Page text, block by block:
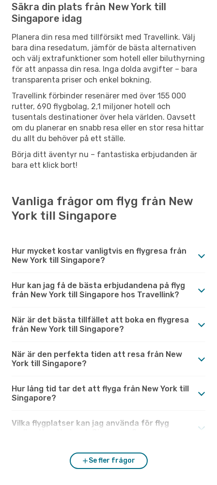
Säkra din plats från New York till
Singapore idag
Planera din resa med tillförsikt med Travellink. Välj
bara dina resedatum, jämför de bästa alternativen
och välj extrafunktioner som hotell eller biluthyrning
för att anpassa din resa. Inga dolda avgifter – bara
transparenta priser och enkel bokning.
Travellink förbinder resenärer med över 155 000
rutter, 690 flygbolag, 2,1 miljoner hotell och
tusentals destinationer över hela världen. Oavsett
om du planerar en snabb resa eller en stor resa hittar
du allt du behöver på ett ställe.
Börja ditt äventyr nu – fantastiska erbjudanden är
bara ett klick bort!
Vanliga frågor om flyg från New
York till Singapore
Hur mycket kostar vanligtvis en flygresa från
New York till Singapore?
Hur kan jag få de bästa erbjudandena på flyg
från New York till Singapore hos Travellink?
När är det bästa tillfället att boka en flygresa
från New York till Singapore?
När är den perfekta tiden att resa från New
York till Singapore?
Hur lång tid tar det att flyga från New York till
Singapore?
Vilka flygplatser kan jag använda för flyg
Se fler frågor